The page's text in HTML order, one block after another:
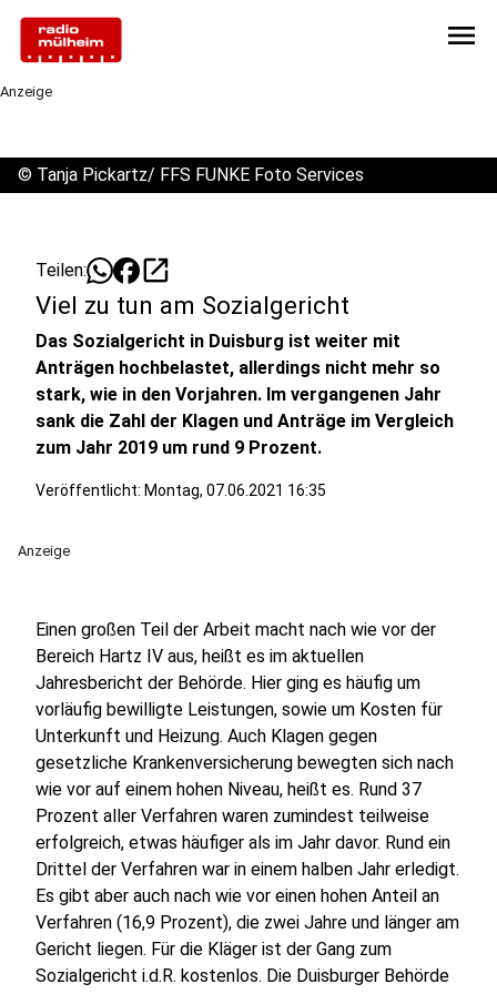
menu
Anzeige
© Tanja Pickartz/ FFS FUNKE Foto Services
Teilen: open_in_new
Viel zu tun am Sozialgericht
Das Sozialgericht in Duisburg ist weiter mit
Anträgen hochbelastet, allerdings nicht mehr so
stark, wie in den Vorjahren. Im vergangenen Jahr
sank die Zahl der Klagen und Anträge im Vergleich
zum Jahr 2019 um rund 9 Prozent.
Veröffentlicht: Montag, 07.06.2021 16:35
Anzeige
Einen großen Teil der Arbeit macht nach wie vor der
Bereich Hartz IV aus, heißt es im aktuellen
Jahresbericht der Behörde. Hier ging es häufig um
vorläufig bewilligte Leistungen, sowie um Kosten für
Unterkunft und Heizung. Auch Klagen gegen
gesetzliche Krankenversicherung bewegten sich nach
wie vor auf einem hohen Niveau, heißt es. Rund 37
Prozent aller Verfahren waren zumindest teilweise
erfolgreich, etwas häufiger als im Jahr davor. Rund ein
Drittel der Verfahren war in einem halben Jahr erledigt.
Es gibt aber auch nach wie vor einen hohen Anteil an
Verfahren (16,9 Prozent), die zwei Jahre und länger am
Gericht liegen. Für die Kläger ist der Gang zum
Sozialgericht i.d.R. kostenlos. Die Duisburger Behörde